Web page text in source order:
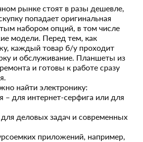
рынке стоят в разы дешевле,
попадает оригинальная
набором опций, в том числе
модели. Перед тем, как
каждый товар б/у проходит
и обслуживание. Планшеты из
и готовы к работе сразу
найти электронику:
– для интернет-серфига или для
деловых задач и современных
приложений, например,